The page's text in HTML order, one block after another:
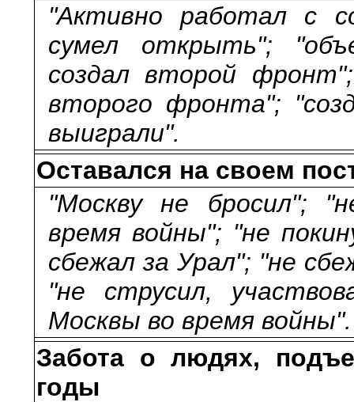
"Активно работал с
сумел открыть";
создал второй
второго фронта";
выиграли".
Оставался на своем
"Москву не бросил";
время войны"; "не
сбежал за Урал"; "не
"не струсил,
Москвы во время войны".
Забота о людях,
годы